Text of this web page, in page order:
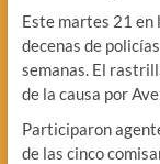
Este martes 21 en
decenas de
semanas. El
de la causa por
Participaron
de las cinco